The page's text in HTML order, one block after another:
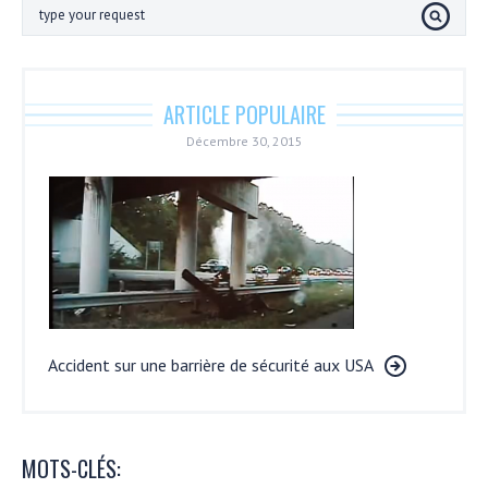
ARTICLE POPULAIRE
Décembre 30, 2015
Accident sur une barrière de sécurité aux USA
MOTS-CLÉS: